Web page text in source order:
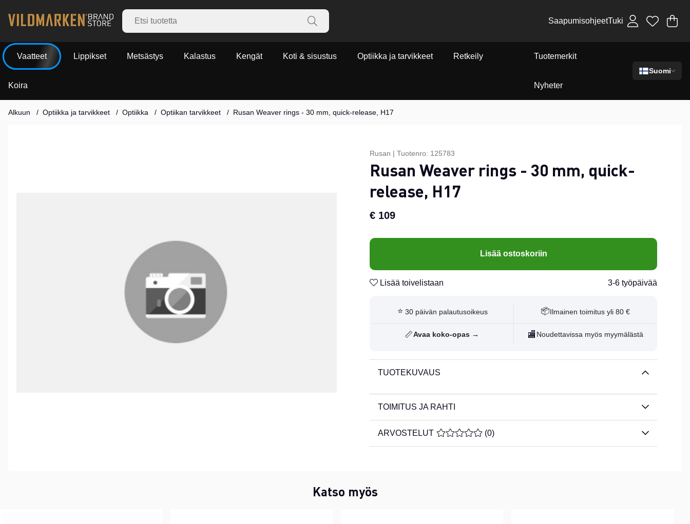
SaapumisohjeetTuki .
Vaatteet Lippikset Metsästys Kalastus Kengät Koti & sisustus Optiikka ja tarvikkeet Retkeily
Koira
Tuotemerkit
Nyheter
Suomi
Alkuun Optiikka ja tarvikkeet Optiikka Optiikan tarvikkeet Rusan Weaver rings - 30 mm, quick-release, H17
Rusan | Tuotenro: 125783
Rusan Weaver rings - 30 mm, quick-
release, H17
€ 109
Lisää ostoskoriin
Lisää toivelistaan 3-6 työpäivää
⭐ 30 päivän palautusoikeus 📦 Ilmainen toimitus yli 80 €
📏Avaa koko-opas → 🏬 Noudettavissa myös myymälästä
TUOTEKUVAUS
TOIMITUS JA RAHTI
ARVOSTELUT KESKIARVOLUOKITUS 0 / 5 ARVIOIDEN MÄÄRÄ 0
(0)
Katso myös